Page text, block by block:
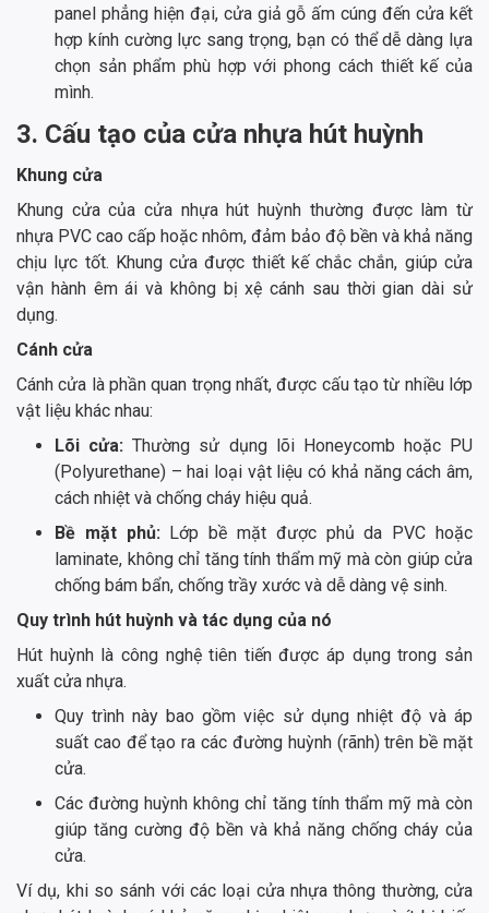
panel phẳng hiện đại, cửa giả gỗ ấm cúng đến cửa kết
hợp kính cường lực sang trọng, bạn có thể dễ dàng lựa
chọn sản phẩm phù hợp với phong cách thiết kế của
mình.
3. Cấu tạo của cửa nhựa hút huỳnh
Khung cửa
Khung cửa của cửa nhựa hút huỳnh thường được làm từ
nhựa PVC cao cấp hoặc nhôm, đảm bảo độ bền và khả năng
chịu lực tốt. Khung cửa được thiết kế chắc chắn, giúp cửa
vận hành êm ái và không bị xệ cánh sau thời gian dài sử
dụng.
Cánh cửa
Cánh cửa là phần quan trọng nhất, được cấu tạo từ nhiều lớp
vật liệu khác nhau:
Lõi cửa:Thường sử dụng lõi Honeycomb hoặc PU
(Polyurethane) – hai loại vật liệu có khả năng cách âm,
cách nhiệt và chống cháy hiệu quả.
Bề mặt phủ: Lớp bề mặt được phủ da PVC hoặc
laminate, không chỉ tăng tính thẩm mỹ mà còn giúp cửa
chống bám bẩn, chống trầy xước và dễ dàng vệ sinh.
Quy trình hút huỳnh và tác dụng của nó
Hút huỳnh là công nghệ tiên tiến được áp dụng trong sản
xuất cửa nhựa.
Quy trình này bao gồm việc sử dụng nhiệt độ và áp
suất cao để tạo ra các đường huỳnh (rãnh) trên bề mặt
cửa.
Các đường huỳnh không chỉ tăng tính thẩm mỹ mà còn
giúp tăng cường độ bền và khả năng chống cháy của
cửa.
Ví dụ, khi so sánh với các loại cửa nhựa thông thường, cửa